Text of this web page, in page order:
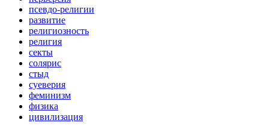
псевдо-религии
развитие
религиозность
религия
секты
солярис
стыд
суеверия
феминизм
физика
цивилизация